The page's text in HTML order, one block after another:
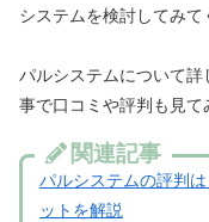
システムを検討してみて
パルシステムについて
事で口コミや評判も見て
関連記事
パルシステムの評判
ットを解説